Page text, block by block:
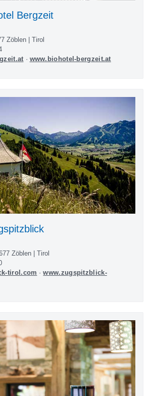
Bergzeit
Zöblen | Tirol
· www.biohotel-bergzeit.at
Zöblen | Tirol
tirol.com ·www.zugspitzblick-